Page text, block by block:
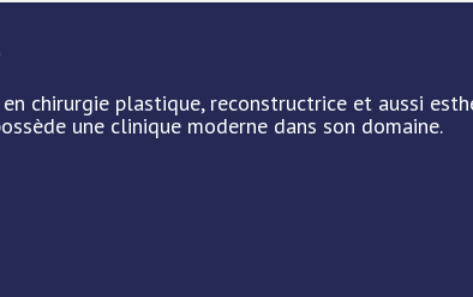
chirurgie plastique, reconstructrice et aussi
une clinique moderne dans son domaine.